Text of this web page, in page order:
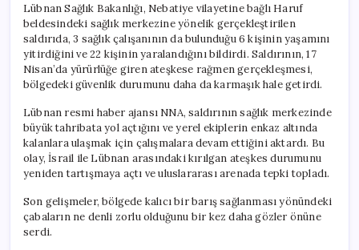
Lübnan Sağlık Bakanlığı, Nebatiye vilayetine bağlı Haruf
beldesindeki sağlık merkezine yönelik gerçekleştirilen
saldırıda, 3 sağlık çalışanının da bulunduğu 6 kişinin yaşamını
yitirdiğini ve 22 kişinin yaralandığını bildirdi. Saldırının, 17
Nisan’da yürürlüğe giren ateşkese rağmen gerçekleşmesi,
bölgedeki güvenlik durumunu daha da karmaşık hale getirdi.
Lübnan resmi haber ajansı NNA, saldırının sağlık merkezinde
büyük tahribata yol açtığını ve yerel ekiplerin enkaz altında
kalanlara ulaşmak için çalışmalara devam ettiğini aktardı. Bu
olay, İsrail ile Lübnan arasındaki kırılgan ateşkes durumunu
yeniden tartışmaya açtı ve uluslararası arenada tepki topladı.
Son gelişmeler, bölgede kalıcı bir barış sağlanması yönündeki
çabaların ne denli zorlu olduğunu bir kez daha gözler önüne
serdi.